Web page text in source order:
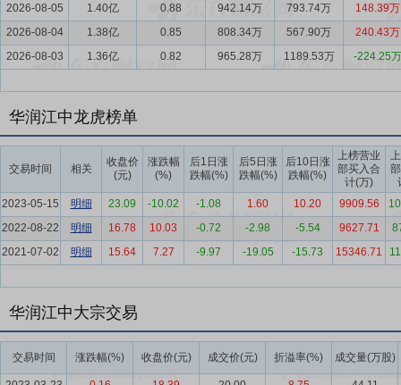
要点5：处方药
主要产品有中药类产品黄芪生脉饮、排石颗粒、肾
酸氯普鲁卡因等，及中药饮片。
要点6：医药制造业
2025年，面对多重压力，国民经济保持稳中有
关键期，在政策引导和渠道结构调整的背景下，行业格局持续优化，
家统计局数据，2025年医药制造业PPI同比下降2.4%，规模以上医药
比增长2.7%（2024年为同比下降1.1%）。
要点7： 中药细分行业
中医药是中华民族的瑰宝，党中央高度重视
业发展进入深度调整期。与此同时，在国家战略的引领下，多项政策
要点8：品牌优势
公司坚持“中医药传承与创新的引领者”的愿景，不
统中医药理论与现代科研技术相结合，生产质优价优的产品，沉淀出
擎，通过技术创新与产业升级双轮驱动，构建中药智慧工业体系。公
时化、智能化、标准化的质量管控能力，提高产品质量稳定性，赋能
作，为中医药行业节能标准化提供了可复制、可推广的先进经验。
要点10： 研发创新优势
公司拥有现代中药全国重点实验室、中药固
2026-08-05 1.40亿 0.88 942.14万 793.74万
148.39万
2026-08-04
1.38亿 0.85 808.34万 567.90万
240.43万
2026-08-03
1.36亿 0.82 965.28万 1189.53万 -224.25万
华润江中龙虎榜单
交易时间 相关
收盘价
(元)
涨跌幅
(%)
后1日涨
跌幅(%)
后5日涨
跌幅(%)
后10日涨
跌幅(%)
上榜营业
部买入合
计(万)
2023-05-15
明细 23.09 -10.02 -1.08 1.60 10.20 9909.56
2022-08-22
明细 16.78 10.03 -0.72 -2.98 -5.54 9627.71
2021-07-02
明细 15.64 7.27 -9.97 -19.05 -15.73 15346.71
华润江中大宗交易
交易时间 涨跌幅(%) 收盘价(元) 成交价(元) 折溢率(%) 成交量(万股)